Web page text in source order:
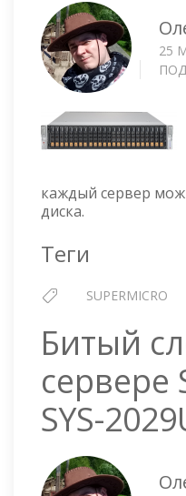
25
каждый сервер
диска.
Теги
SUPERMICRO
Битый
сервере
SYS-